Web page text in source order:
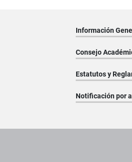
Información
Consejo
Estatutos y
Notificación por